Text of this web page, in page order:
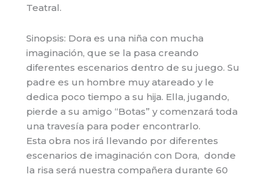
Teatral.
Sinopsis: Dora es una niña con mucha
imaginación, que se la pasa creando
diferentes escenarios dentro de su juego. Su
padre es un hombre muy atareado y le
dedica poco tiempo a su hija. Ella, jugando,
pierde a su amigo “Botas” y comenzará toda
una travesía para poder encontrarlo.
Esta obra nos irá llevando por diferentes
escenarios de imaginación con Dora, donde
la risa será nuestra compañera durante 60